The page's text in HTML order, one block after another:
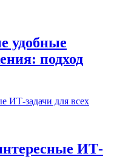
удобные
подход
ИТ-